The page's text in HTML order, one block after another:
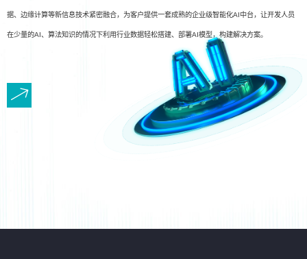
据、边缘计算等新信息技术紧密融合，为客户提供一套成熟的企业级智能化AI中台，让开发人员
在少量的AI、算法知识的情况下利用行业数据轻松搭建、部署AI模型，构建解决方案。